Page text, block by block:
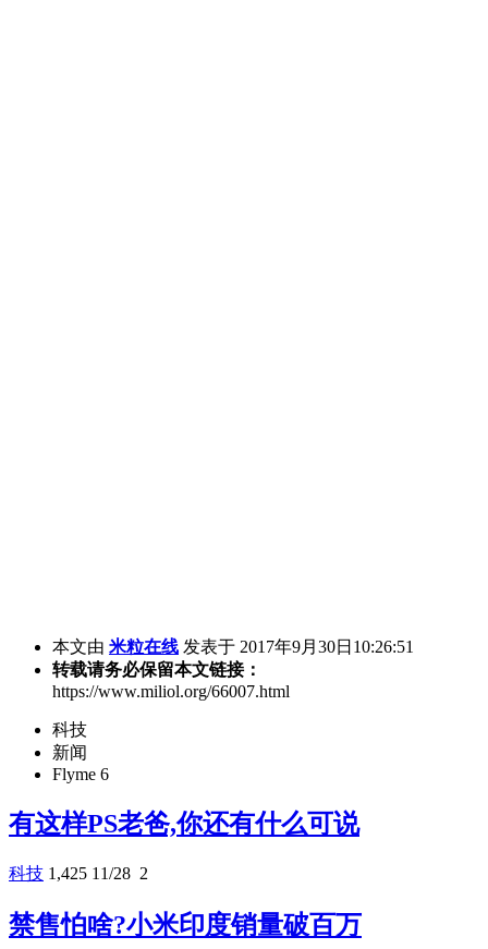
本文由 米粒在线 发表于 2017年9月30日10:26:51
转载请务必保留本文链接：
https://www.miliol.org/66007.html
科技
新闻
Flyme 6
有这样PS老爸,你还有什么可说
科技 1,425 11/28 2
禁售怕啥?小米印度销量破百万